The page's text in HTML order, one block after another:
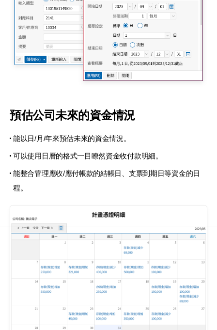
預估公司未來的資金情況
能以日/月/年來預估未來的資金情況。
可以使用日曆的格式一目瞭然資金收付款明細。
能整合管理應收/應付帳款的結帳日、支票到期日等資金的日
程。